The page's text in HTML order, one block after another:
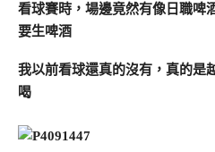
看球賽時，場邊竟然有像日職啤
要生啤酒
我以前看球還真的沒有，真的是
喝